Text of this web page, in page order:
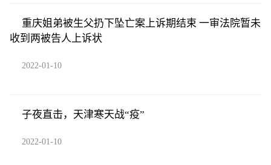
重庆姐弟被生父扔下坠亡案上诉期结束 一审法院暂未
收到两被告人上诉状
2022-01-10
子夜直击，天津寒天战“疫”
2022-01-10